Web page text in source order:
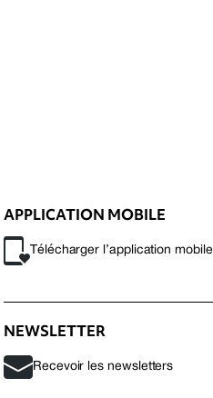
APPLICATION MOBILE
Télécharger l’application mobile
NEWSLETTER
Recevoir les newsletters